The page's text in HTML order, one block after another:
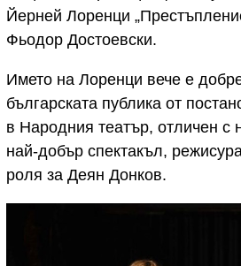
Йерней Лоренци
Фьодор Достоевски.
Името на Лоренци вече е
българската публика от
в Народния театър, отличен с
най-добър спектакъл,
роля за Деян Донков.